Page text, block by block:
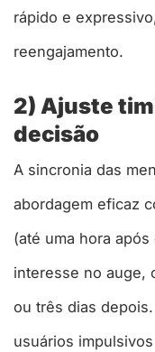
rápido e
reengajamento.
2) Ajuste
decisão
A sincronia das
abordagem eficaz
(até uma hora
interesse no auge,
ou três dias
usuários